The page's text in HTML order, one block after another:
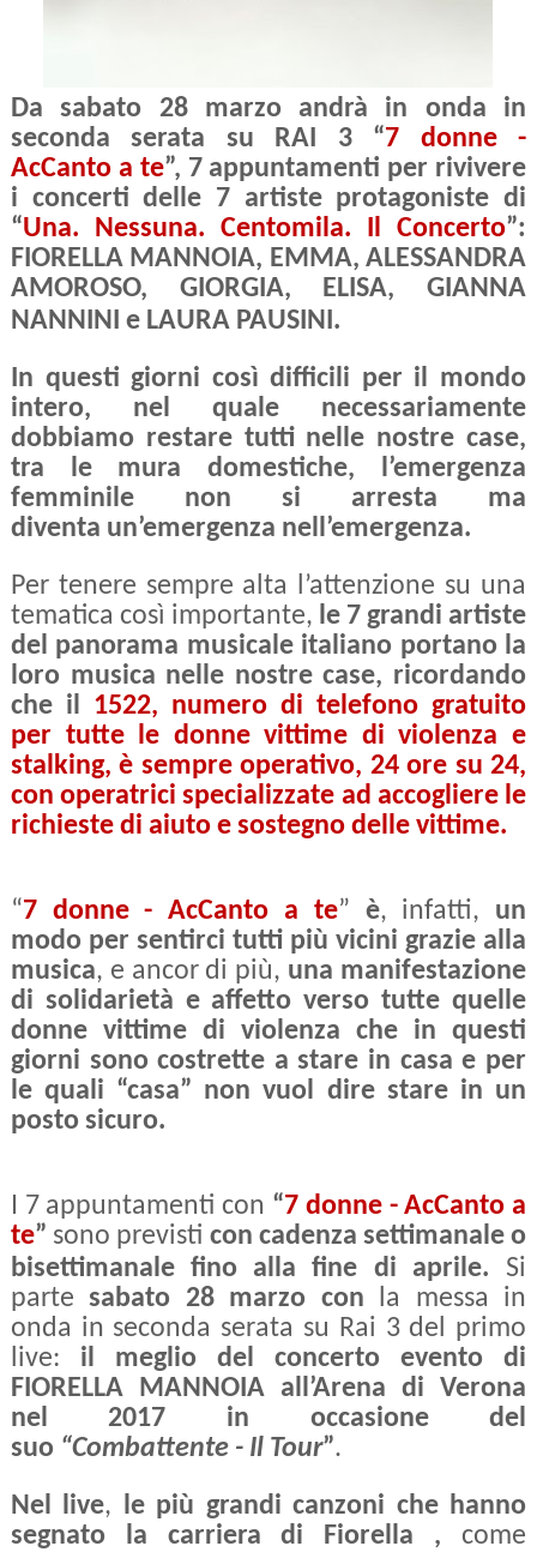
Da sabato 28 marzo andrà in onda in
seconda serata su RAI 3 “7 donne -
AcCanto a te”, 7 appuntamenti per rivivere
i concerti delle 7 artiste protagoniste di
“Una. Nessuna. Centomila. Il Concerto”:
FIORELLA MANNOIA, EMMA, ALESSANDRA
AMOROSO, GIORGIA, ELISA, GIANNA
NANNINI e LAURA PAUSINI.
In questi giorni così difficili per il mondo
intero, nel quale necessariamente
dobbiamo restare tutti nelle nostre case,
tra le mura domestiche, l’emergenza
femminile non si arresta ma
diventa un’emergenza nell’emergenza.
Per tenere sempre alta l’attenzione su una
tematica così importante, le 7 grandi artiste
del panorama musicale italiano portano la
loro musica nelle nostre case, ricordando
che il 1522, numero di telefono gratuito
per tutte le donne vittime di violenza e
stalking, è sempre operativo, 24 ore su 24,
con operatrici specializzate ad accogliere le
richieste di aiuto e sostegno delle vittime.
“7 donne - AcCanto a te” è, infatti, un
modo per sentirci tutti più vicini grazie alla
musica, e ancor di più, una manifestazione
di solidarietà e affetto verso tutte quelle
donne vittime di violenza che in questi
giorni sono costrette a stare in casa e per
le quali “casa” non vuol dire stare in un
posto sicuro.
I 7 appuntamenti con “7 donne - AcCanto a
te” sono previsti con cadenza settimanale o
bisettimanale fino alla fine di aprile.
Si
parte sabato 28 marzo con la messa in
onda in seconda serata su Rai 3 del primo
live: il meglio del concerto evento di
FIORELLA MANNOIA all’Arena di Verona
nel 2017 in occasione del
suo “Combattente - Il Tour”.
Nel live, le più grandi canzoni che hanno
segnato la carriera di Fiorella ,come